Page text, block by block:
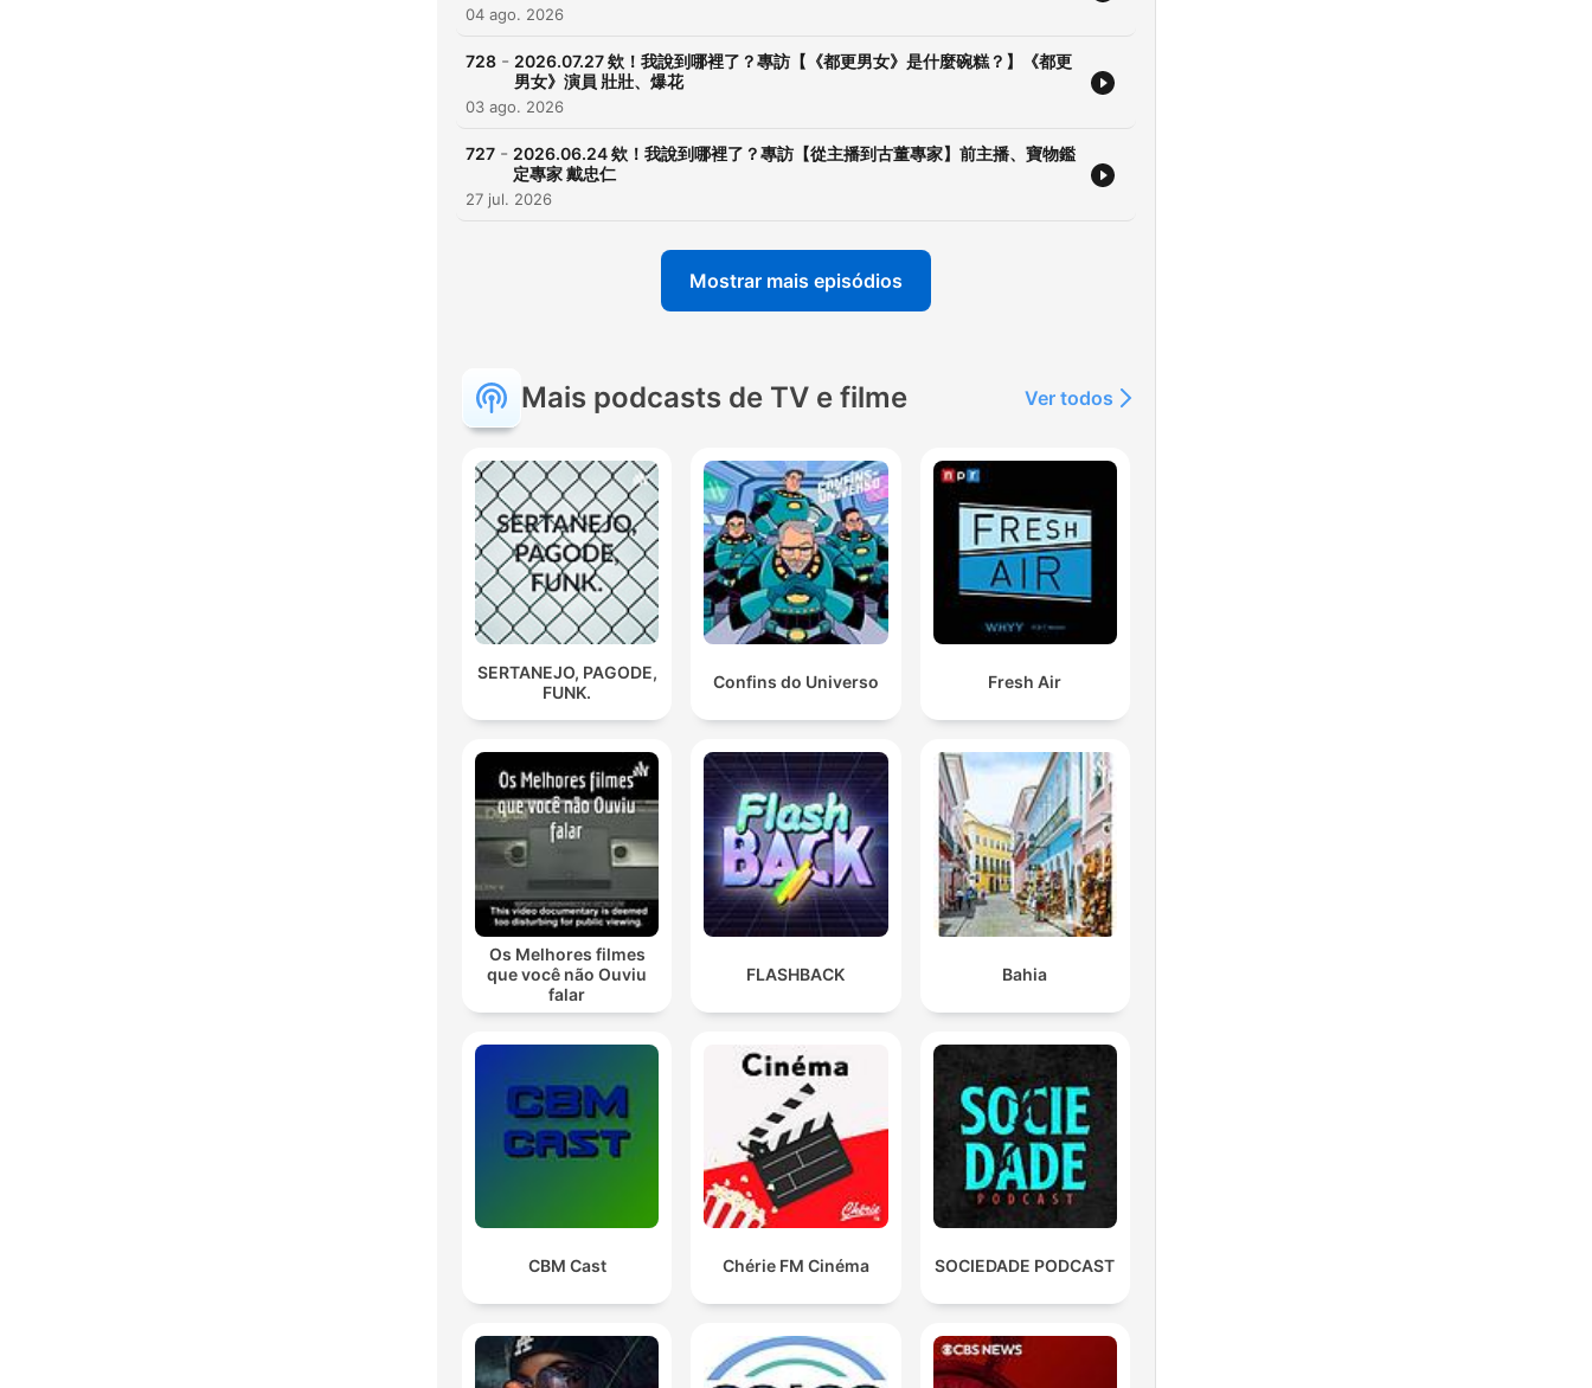
04 ago. 2026
728 - 2026.07.27 欸！我說到哪裡了？專訪【《都更男女》是什麼碗糕？】《都更
男女》演員 壯壯、爆花
03 ago. 2026
727 - 2026.06.24 欸！我說到哪裡了？專訪【從主播到古董專家】前主播、寶物鑑
定專家 戴忠仁
27 jul. 2026
Mostrar mais episódios
Mais podcasts de TV e filme Ver todos
SERTANEJO, PAGODE,
FUNK.
Confins do Universo Fresh Air
Os Melhores filmes
que você não Ouviu
falar
FLASHBACK Bahia
CBM Cast Chérie FM Cinéma SOCIEDADE PODCAST